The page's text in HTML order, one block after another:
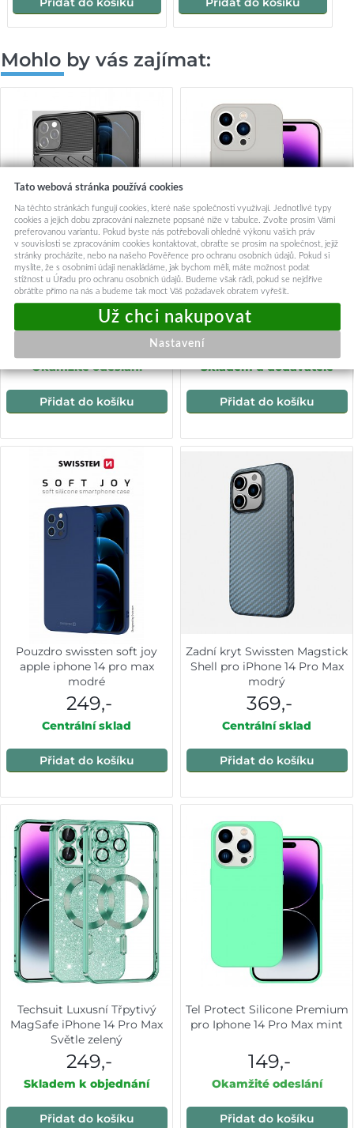
Mohlo by vás zajímat:
Zadní kryt Thunder na iPhone
14 Pro Max černý
Okamžité odeslání
Přidat do košíku
Tel Protect Silicone Premium
pro iPhone 14 Pro Max
titanium
Skladem u dodavatele
Přidat do košíku
Pouzdro swissten soft joy
apple iphone 14 pro max
modré
249,-
Centrální sklad
Přidat do košíku
Zadní kryt Swissten Magstick
Shell pro iPhone 14 Pro Max
modrý
369,-
Centrální sklad
Přidat do košíku
Techsuit Luxusní Třpytivý
MagSafe iPhone 14 Pro Max
Světle zelený
249,-
Skladem k objednání
Přidat do košíku
Tel Protect Silicone Premium
pro Iphone 14 Pro Max mint
149,-
Okamžité odeslání
Přidat do košíku
Tato webová stránka používá cookies
Na těchto stránkách fungují cookies, které naše společnosti využívají. Jednotlivé typy
cookies a jejich dobu zpracování naleznete popsané níže v tabulce. Zvolte prosím Vámi
preferovanou variantu. Pokud byste nás potřebovali ohledně výkonu vašich práv
v souvislosti se zpracováním cookies kontaktovat, obraťte se prosím na společnost, jejíž
stránky procházíte, nebo na našeho Pověřence pro ochranu osobních údajů. Pokud si
myslíte, že s osobními údaji nenakládáme, jak bychom měli, máte možnost podat
stížnost u Úřadu pro ochranu osobních údajů. Budeme však rádi, pokud se nejdříve
obrátíte přímo na nás a budeme tak moct Váš požadavek obratem vyřešit.
Nastavení